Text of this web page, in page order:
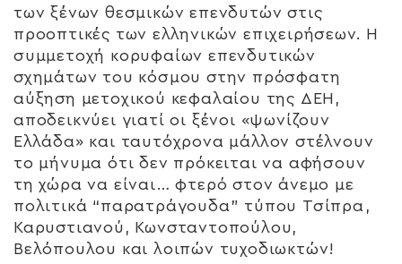
των ξένων θεσμικών επενδυτών στις
προοπτικές των ελληνικών επιχειρήσεων. Η
συμμετοχή κορυφαίων επενδυτικών
σχημάτων του κόσμου στην πρόσφατη
αύξηση μετοχικού κεφαλαίου της ΔΕΗ,
αποδεικνύει γιατί οι ξένοι «ψωνίζουν
Ελλάδα» και ταυτόχρονα μάλλον στέλνουν
το μήνυμα ότι δεν πρόκειται να αφήσουν
τη χώρα να είναι… φτερό στον άνεμο με
πολιτικά “παρατράγουδα” τύπου Τσίπρα,
Καρυστιανού, Κωνσταντοπούλου,
Βελόπουλου και λοιπών τυχοδιωκτών!